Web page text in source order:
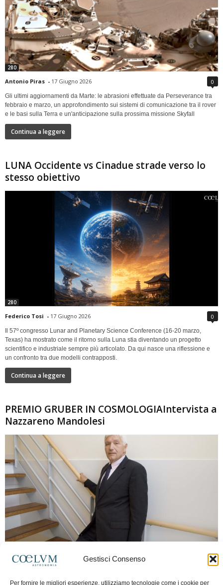
Gestisci Consenso
Per fornire le migliori esperienze, utilizziamo tecnologie come i cookie per
280
Antonio Piras - 17 Giugno 2026 0
Gli ultimi aggiornamenti da Marte: le abrasioni effettuate da Perseverance tra
febbraio e marzo, un approfondimento sui sistemi di comunicazione tra il rover
e le basi sulla Terra e un'anticipazione sulla prossima missione Skyfall
Continua a leggere
LUNA Occidente vs Cinadue strade verso lo
stesso obiettivo
280
Federico Tosi - 17 Giugno 2026 0
Il 57º congresso Lunar and Planetary Science Conference (16-20 marzo,
Texas) ha mostrato come il ritorno sulla Luna stia diventando un progetto
scientifico e industriale sempre più articolato. Da qui nasce una riflessione e
un confronto tra due modelli contrapposti.
Continua a leggere
PREMIO GRUBER IN COSMOLOGIAIntervista a
Nazzareno Mandolesi
Frida Paolella - 16 Giugno 2026 0
spaziale europea e della missione Planck. Il dialogo ripercorre i principali